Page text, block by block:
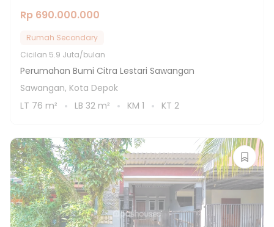
Rp 690.000.000
Rumah Secondary
Cicilan 5.9 Juta/bulan
Perumahan Bumi Citra Lestari Sawangan
Sawangan, Kota Depok
LT 76 m² LB 32 m² KM 1 KT 2